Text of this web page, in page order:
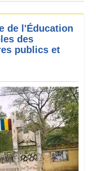
de l'Éducation
des
publics et